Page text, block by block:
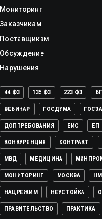
Мониторинг
Заказчикам
Поставщикам
Обсуждение
Нарушения
44 ФЗ 135 ФЗ 223 ФЗ БГ
ВЕБИНАР ГОСДУМА
ДОПТРЕБОВАНИЯ ЕИС ЕП
КОНКУРЕНЦИЯ КОНТРАКТ
МВД МЕДИЦИНА
МОНИТОРИНГ МОСКВА
НАЦРЕЖИМ НЕУСТОЙКА
ПРАВИТЕЛЬСТВО ПРАКТИКА